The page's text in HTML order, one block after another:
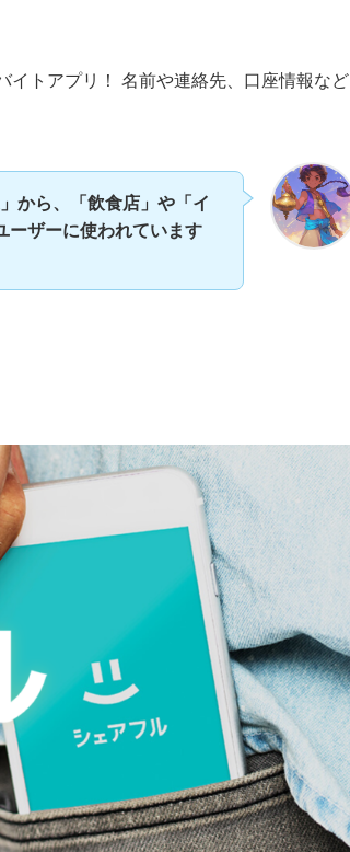
イトアプリ！ 名前や連絡先、口座情報など
から、「飲食店」や「イ
ーザーに使われています